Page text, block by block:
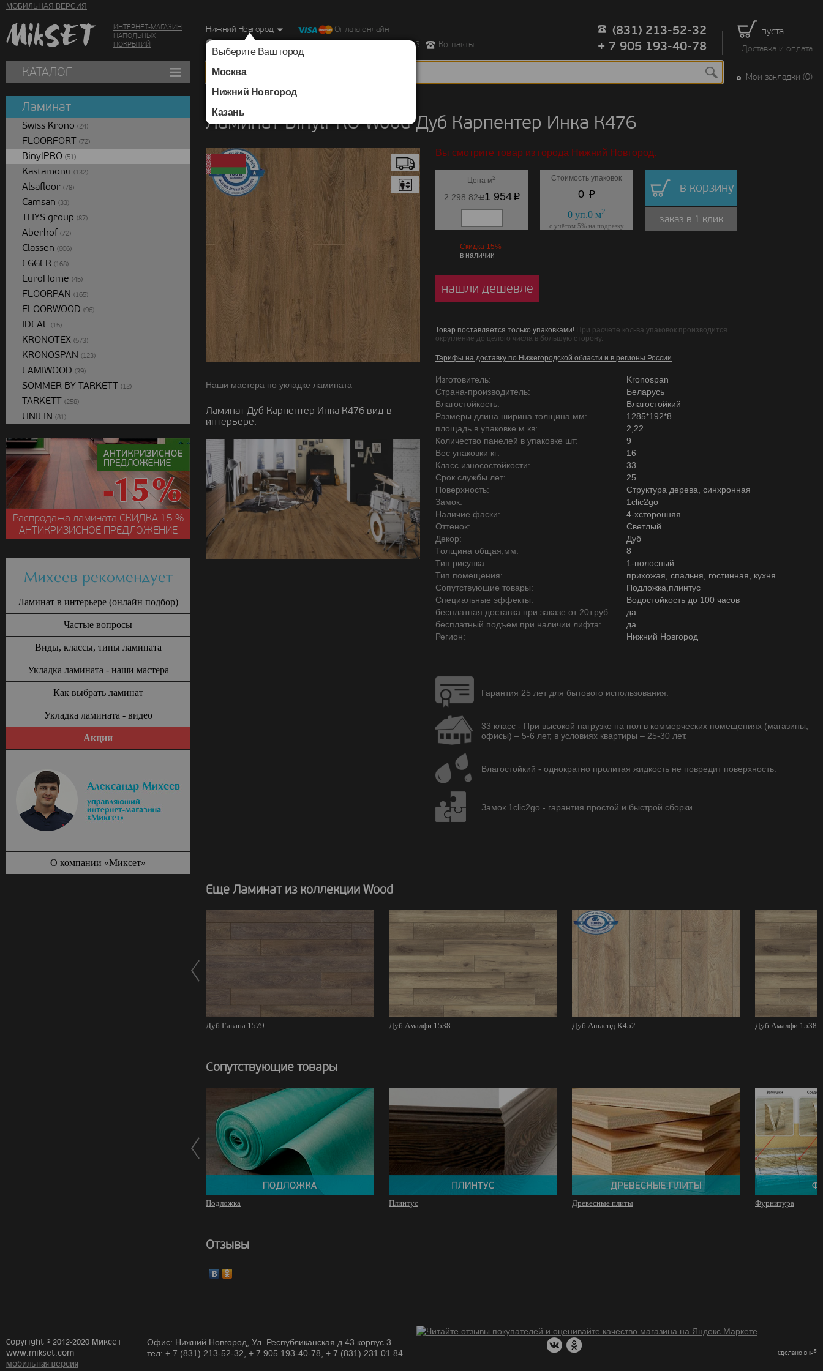
МОБИЛЬНАЯ ВЕРСИЯ
ИНТЕРНЕТ-МАГАЗИН
НАПОЛЬНЫХ
ПОКРЫТИЙ
пуста
Доставка и оплата
Нижний Новгород
Выберите Ваш город
Москва
Нижний Новгород
Казань
Оплата онлайн
г. Нижний Новгород, Ул. Республиканская д.43 корпус 3
Контакты
(831) 213-52-32
+ 7 905 193-40-78
КАТАЛОГ Мои закладки (0)
Ламинат BinylPRO Wood Дуб Карпентер Инка К476
Наши мастера по укладке ламината
Ламинат Дуб Карпентер Инка К476 вид в
интерьере:
Вы смотрите товар из города Нижний Новгород.
Цена м2
2 298.82p1 954p
Стоимость упаковок
0 p
0уп.0м2
с учётом 5% на подрезку
в корзину
заказ в 1 клик
Скидка 15%
в наличии
нашли дешевле
Товар поставляется только упаковками! При расчете кол-ва упаковок производится
округление до целого числа в большую сторону.
Тарифы на доставку по Нижегородской области и в регионы России
Изготовитель:
Kronospan
Страна-производитель:
Беларусь
Влагостойкость:
Влагостойкий
Размеры длина ширина толщина мм:
1285*192*8
площадь в упаковке м кв:
2,22
Количество панелей в упаковке шт:
9
Вес упаковки кг:
16
Класс износостойкости:
33
Срок службы лет:
25
Поверхность:
Структура дерева, синхронная
Замок:
1clic2go
Наличие фаски:
4-хсторонняя
Оттенок:
Светлый
Декор:
Дуб
Толщина общая,мм:
8
Тип рисунка:
1-полосный
Тип помещения:
прихожая, спальня, гостинная, кухня
Сопутствующие товары:
Подложка,плинтус
Специальные эффекты:
Водостойкость до 100 часов
бесплатная доставка при заказе от 20т.руб:
да
бесплатный подъем при наличии лифта:
да
Регион:
Нижний Новгород
Гарантия 25 лет для бытового использования.
33 класс - При высокой нагрузке на пол в коммерческих помещениях (магазины,
офисы) – 5-6 лет, в условиях квартиры – 25-30 лет.
Влагостойкий - однократно пролитая жидкость не повредит поверхность.
Замок 1clic2go - гарантия простой и быстрой сборки.
Еще Ламинат из коллекции Wood
Дуб Гавана 1579 Дуб Амалфи 1538 Дуб Ашленд К452 Дуб Амалфи 1538
Сопутствующие товары
Подложка Плинтус Древесные плиты Фурнитура
Отзывы
Ламинат
Swiss Krono (24)
FLOORFORT (72)
BinylPRO (51)
Kastamonu (132)
Alsafloor (78)
Camsan (33)
THYS group (87)
Aberhof (72)
Classen (606)
EGGER (168)
EuroHome (45)
FLOORPAN (165)
FLOORWOOD (96)
IDEAL (15)
KRONOTEX (573)
KRONOSPAN (123)
LAMIWOOD (39)
SOMMER BY TARKETT (12)
TARKETT (258)
UNILIN (81)
Распродажа ламината СКИДКА15 %
АНТИКРИЗИСНОЕ ПРЕДЛОЖЕНИЕ
Михеев рекомендует
Ламинат в интерьере (онлайн подбор)
Частые вопросы
Виды, классы, типы ламината
Укладка ламината - наши мастера
Как выбрать ламинат
Укладка ламината - видео
Акции
О компании «Миксет»
Copyright © 2012-2020 Миксет
www.mikset.com
мобильная версия
Офис: Нижний Новгород, Ул. Республиканская д.43 корпус 3
тел: + 7 (831) 213-52-32, + 7 905 193-40-78, + 7 (831) 231 01 84
Сделано в IP3